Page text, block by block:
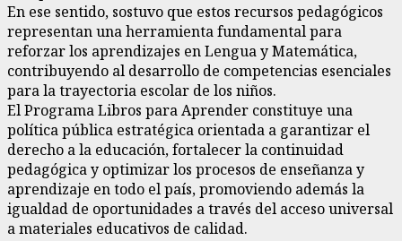
En ese sentido, sostuvo que estos recursos pedagógicos
representan una herramienta fundamental para
reforzar los aprendizajes en Lengua y Matemática,
contribuyendo al desarrollo de competencias esenciales
para la trayectoria escolar de los niños.
El Programa Libros para Aprender constituye una
política pública estratégica orientada a garantizar el
derecho a la educación, fortalecer la continuidad
pedagógica y optimizar los procesos de enseñanza y
aprendizaje en todo el país, promoviendo además la
igualdad de oportunidades a través del acceso universal
a materiales educativos de calidad.